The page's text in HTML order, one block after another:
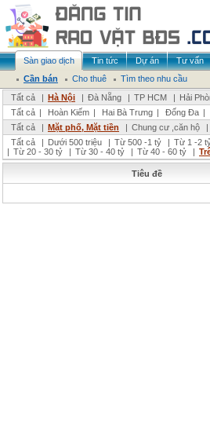
Sàn giao dịch Tin tức Dự án Tư vấn
Cần bán
Cho thuê
Tìm theo nhu cầu
Tất cả
| Hà Nội | Đà Nẵng | TP HCM | Hải
Tất cả | Hoàn Kiếm | Hai Bà Trưng | Đống Đa |
Tất cả
| Mặt phố, Mặt tiền | Chung cư ,căn hộ |
Tất cả
| Dưới 500 triệu | Từ 500 -1 tỷ | Từ 1 -2
| Từ 20 - 30 tỷ | Từ 30 - 40 tỷ | Từ 40 - 60 tỷ |
Tiêu đề